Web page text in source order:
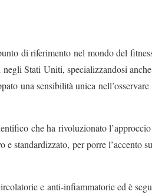
di riferimento nel mondo del
Stati Uniti, specializzandosi
una sensibilità unica
che ha rivoluzionato
standardizzato, per porre l’accento
e anti-infiammatorie ed è